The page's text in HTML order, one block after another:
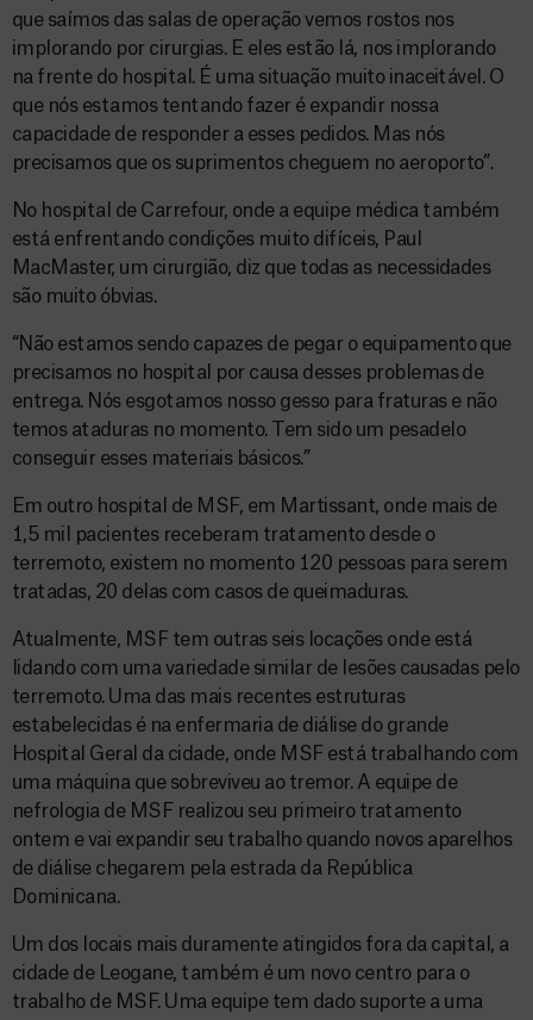
que saímos das salas de operação vemos rostos nos
implorando por cirurgias. E eles estão lá, nos implorando
na frente do hospital. É uma situação muito inaceitável. O
que nós estamos tentando fazer é expandir nossa
capacidade de responder a esses pedidos. Mas nós
precisamos que os suprimentos cheguem no aeroporto”.
No hospital de Carrefour, onde a equipe médica também
está enfrentando condições muito difíceis, Paul
MacMaster, um cirurgião, diz que todas as necessidades
são muito óbvias.
“Não estamos sendo capazes de pegar o equipamento que
precisamos no hospital por causa desses problemas de
entrega. Nós esgotamos nosso gesso para fraturas e não
temos ataduras no momento. Tem sido um pesadelo
conseguir esses materiais básicos.”
Em outro hospital de MSF, em Martissant, onde mais de
1,5 mil pacientes receberam tratamento desde o
terremoto, existem no momento 120 pessoas para serem
tratadas, 20 delas com casos de queimaduras.
Atualmente, MSF tem outras seis locações onde está
lidando com uma variedade similar de lesões causadas pelo
terremoto. Uma das mais recentes estruturas
estabelecidas é na enfermaria de diálise do grande
Hospital Geral da cidade, onde MSF está trabalhando com
uma máquina que sobreviveu ao tremor. A equipe de
nefrologia de MSF realizou seu primeiro tratamento
ontem e vai expandir seu trabalho quando novos aparelhos
de diálise chegarem pela estrada da República
Dominicana.
Um dos locais mais duramente atingidos fora da capital, a
cidade de Leogane, também é um novo centro para o
trabalho de MSF. Uma equipe tem dado suporte a uma